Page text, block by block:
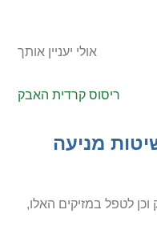
אולי יעניין אותך
ריסוס קרדית האבק
מניעה
לטפל במזיקים האלו,